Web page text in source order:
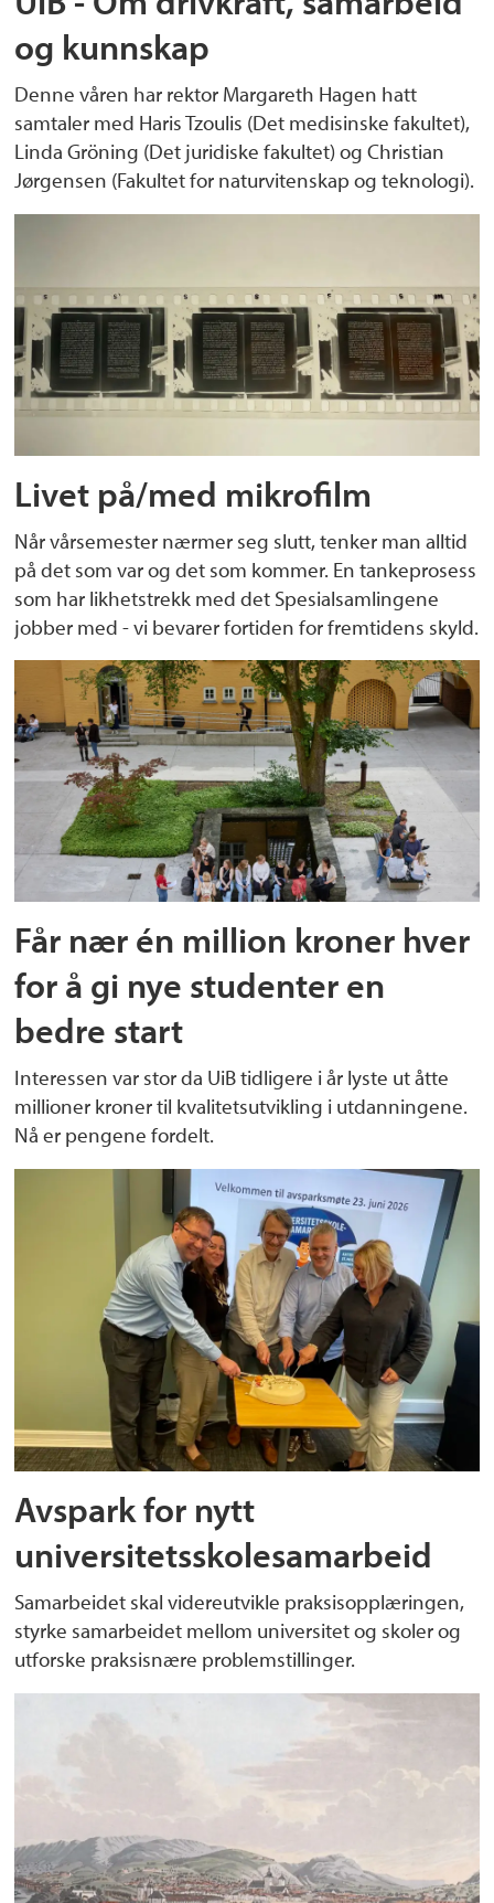
og kunnskap
Denne våren har rektor Margareth Hagen hatt
samtaler med Haris Tzoulis (Det medisinske fakultet),
Linda Gröning (Det juridiske fakultet) og Christian
Jørgensen (Fakultet for naturvitenskap og teknologi).
Livet på/med mikrofilm
Når vårsemester nærmer seg slutt, tenker man alltid
på det som var og det som kommer. En tankeprosess
som har likhetstrekk med det Spesialsamlingene
jobber med - vi bevarer fortiden for fremtidens skyld.
Får nær én million kroner hver
for å gi nye studenter en
bedre start
Interessen var stor da UiB tidligere i år lyste ut åtte
millioner kroner til kvalitetsutvikling i utdanningene.
Nå er pengene fordelt.
Avspark for nytt
universitetsskolesamarbeid
Samarbeidet skal videreutvikle praksisopplæringen,
styrke samarbeidet mellom universitet og skoler og
utforske praksisnære problemstillinger.